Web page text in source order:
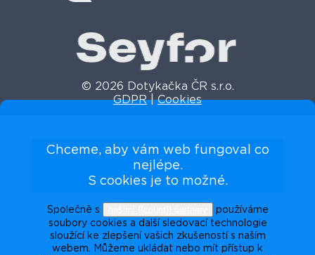
© 2026 Dotykačka ČR s.r.o.
GDPR|Cookies
Chceme, aby vám web fungoval co
nejlépe.
S cookies je to možné.
Společně s
používáme
soubory cookies a další sledovací technologie
sloužící ke zlepšení vašich zkušeností s naším
webem. Můžeme ukládat nebo mít přístup k